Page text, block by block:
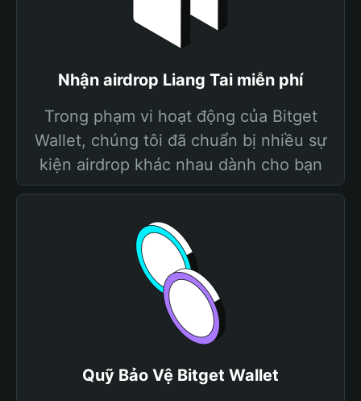
Nhận airdrop Liang Tai miễn phí
Trong phạm vi hoạt động của Bitget
Wallet, chúng tôi đã chuẩn bị nhiều sự
kiện airdrop khác nhau dành cho bạn
Quỹ Bảo Vệ Bitget Wallet